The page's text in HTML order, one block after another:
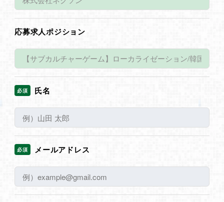
応募求人ポジション
必須 氏名
必須 メールアドレス